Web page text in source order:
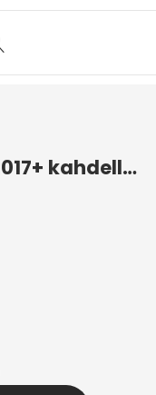
Konepeitto Ligier JS50 2017+ kahdella pyyhkijällä